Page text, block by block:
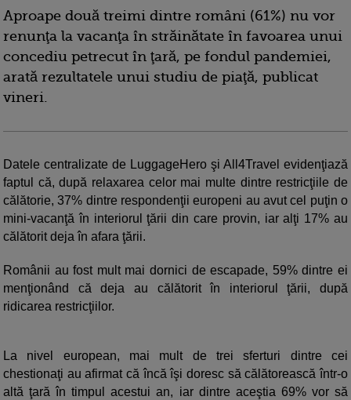
Aproape două treimi dintre români (61%) nu vor
renunţa la vacanţa în străinătate în favoarea unui
concediu petrecut în ţară, pe fondul pandemiei,
arată rezultatele unui studiu de piaţă, publicat
vineri.
Datele centralizate de LuggageHero şi All4Travel evidenţiază
faptul că, după relaxarea celor mai multe dintre restricţiile de
călătorie, 37% dintre respondenţii europeni au avut cel puţin o
mini-vacanţă în interiorul ţării din care provin, iar alţi 17% au
călătorit deja în afara ţării.
Românii au fost mult mai dornici de escapade, 59% dintre ei
menţionând că deja au călătorit în interiorul ţării, după
ridicarea restricţiilor.
La nivel european, mai mult de trei sferturi dintre cei
chestionaţi au afirmat că încă îşi doresc să călătorească într-o
altă ţară în timpul acestui an, iar dintre aceştia 69% vor să